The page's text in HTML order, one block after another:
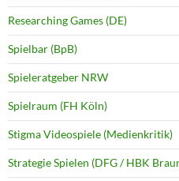
Researching Games (DE)
Spielbar (BpB)
Spieleratgeber NRW
Spielraum (FH Köln)
Stigma Videospiele (Medienkritik)
Strategie Spielen (DFG / HBK